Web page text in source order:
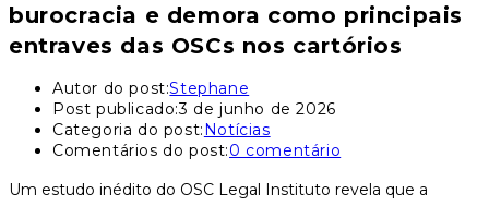
burocracia e demora como principais
entraves das OSCs nos cartórios
Autor do post:Stephane
Post publicado:3 de junho de 2026
Categoria do post:Notícias
Comentários do post:0 comentário
Um estudo inédito do OSC Legal Instituto revela que a